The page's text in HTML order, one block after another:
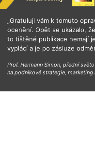
„Gratuluji vám k tomuto
ocenění. Opět se ukázalo,
to tištěné publikace nemají
vyplácí a je po zásluze
Prof. Hermann Simon, přední
na podnikové strategie, marketing